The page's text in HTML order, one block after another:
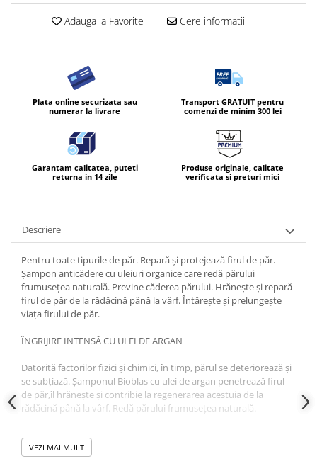
Bureti/Perie
Ingrijire intima
Produse pentru ras
Sapunuri
Spuma de baie
Balsam de par
Fixativ si spuma de par
Masca & Gel de par
Sampon
Vopsea de par
Servetele Umede & Uscate
Ingrijire copii
Odorizante
Aer Conditionat
Baie
Camera
Adauga la Favorite Cere informatii
Plata online securizata sau
numerar la livrare
Transport GRATUIT pentru
comenzi de minim 300 lei
Garantam calitatea, puteti
returna in 14 zile
Produse originale, calitate
verificata si preturi mici
Descriere
Pentru toate tipurile de păr. Repară şi protejează firul de păr.
Şampon anticădere cu uleiuri organice care redă părului
frumuseţea naturală. Previne căderea părului. Hrăneşte şi repară
firul de păr de la rădăcină până la vârf. Întăreşte şi prelungeşte
viaţa firului de păr.
ÎNGRIJIRE INTENSĂ CU ULEI DE ARGAN
Datorită factorilor fizici şi chimici, în timp, părul se deteriorează şi
se subţiază. Şamponul Bioblas cu ulei de argan penetrează firul
de păr,îl hrăneşte şi contribie la regenerarea acestuia de la
rădăcină până la vârf. Redă părului frumuseţea naturală.
Utilizare:aplicaţi pe părul şi scalpul ud şi masaţi. Spumaţi bine şi
clătiţi. Repetaţi în caz de nevoie. În caz de contact cu ochii clătiţi
VEZI MAI MULT